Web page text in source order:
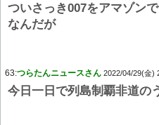
ついさっき007をアマゾン
なんだが
63:つらたんニュースさん 2022/04/29(金)
今日一日で列島制覇非道の